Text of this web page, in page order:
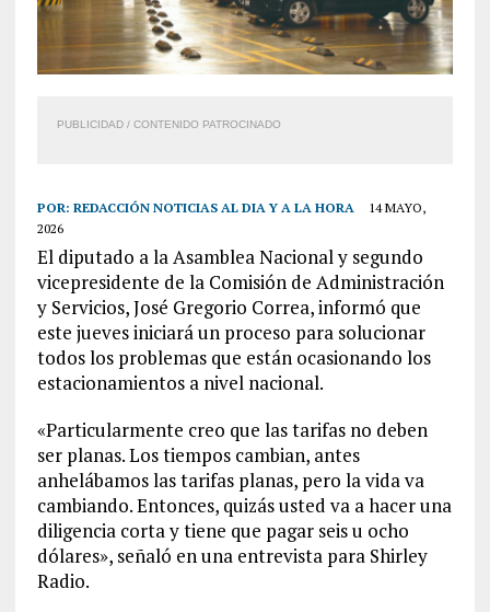
PUBLICIDAD / CONTENIDO PATROCINADO
POR: REDACCIÓN NOTICIAS AL DIA Y A LA HORA
14 MAYO,
2026
El diputado a la Asamblea Nacional y segundo
vicepresidente de la Comisión de Administración
y Servicios, José Gregorio Correa, informó que
este jueves iniciará un proceso para solucionar
todos los problemas que están ocasionando los
estacionamientos a nivel nacional.
«Particularmente creo que las tarifas no deben
ser planas. Los tiempos cambian, antes
anhelábamos las tarifas planas, pero la vida va
cambiando. Entonces, quizás usted va a hacer una
diligencia corta y tiene que pagar seis u ocho
dólares», señaló en una entrevista para Shirley
Radio.